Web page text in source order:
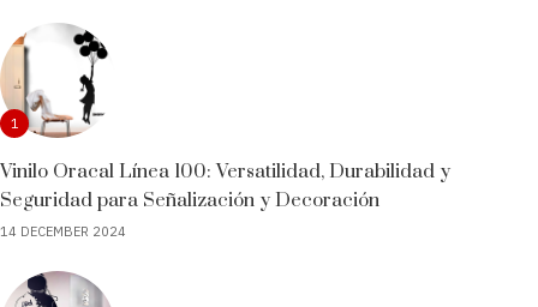
1
Vinilo Oracal Línea 100: Versatilidad, Durabilidad y
Seguridad para Señalización y Decoración
14 DECEMBER 2024